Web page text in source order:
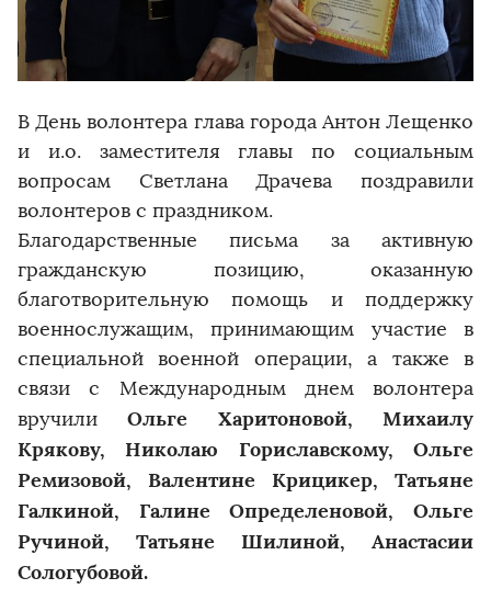
В День волонтера глава города Антон Лещенко
и и.о. заместителя главы по социальным
вопросам Светлана Драчева поздравили
волонтеров с праздником.
Благодарственные письма за активную
гражданскую позицию, оказанную
благотворительную помощь и поддержку
военнослужащим, принимающим участие в
специальной военной операции, а также в
связи с Международным днем волонтера
вручилиОльге Харитоновой, Михаилу
Крякову, Николаю Гориславскому, Ольге
Ремизовой, Валентине Крицикер, Татьяне
Галкиной, Галине Определеновой, Ольге
Ручиной, Татьяне Шилиной, Анастасии
Сологубовой.